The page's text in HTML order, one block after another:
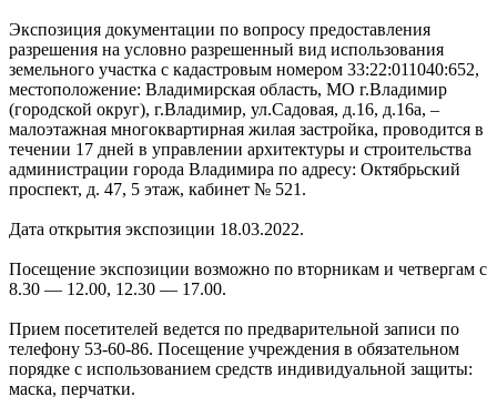
Экспозиция документации по вопросу предоставления
разрешения на условно разрешенный вид использования
земельного участка с кадастровым номером 33:22:011040:652,
местоположение: Владимирская область, МО г.Владимир
(городской округ), г.Владимир, ул.Садовая, д.16, д.16а, –
малоэтажная многоквартирная жилая застройка, проводится в
течении 17 дней в управлении архитектуры и строительства
администрации города Владимира по адресу: Октябрьский
проспект, д. 47, 5 этаж, кабинет № 521.
Дата открытия экспозиции 18.03.2022.
Посещение экспозиции возможно по вторникам и четвергам с
8.30 — 12.00, 12.30 — 17.00.
Прием посетителей ведется по предварительной записи по
телефону 53-60-86. Посещение учреждения в обязательном
порядке с использованием средств индивидуальной защиты:
маска, перчатки.